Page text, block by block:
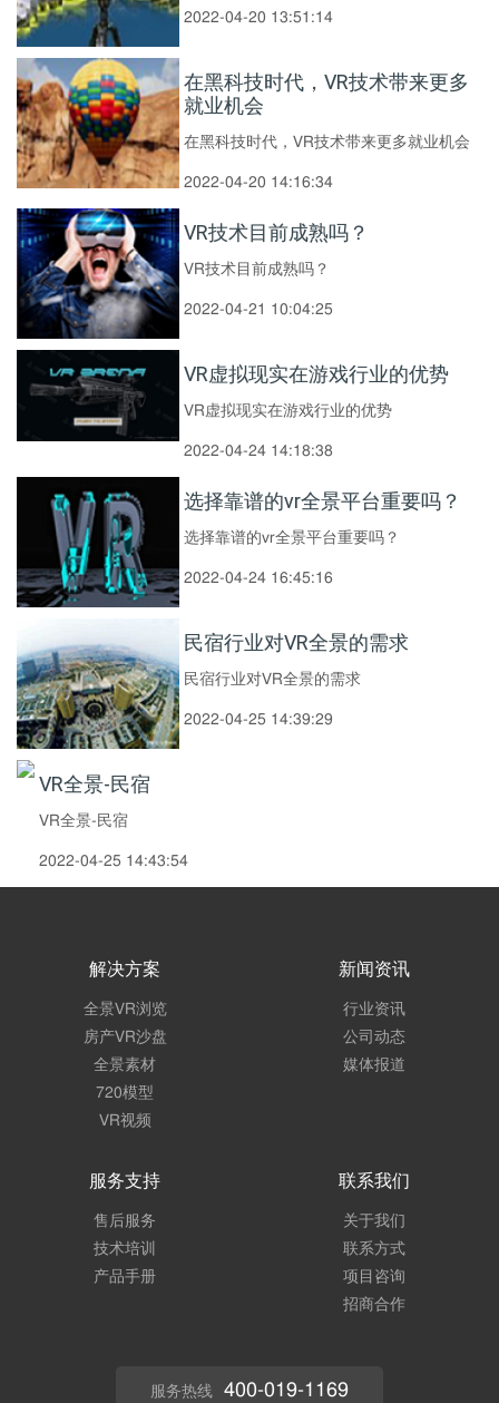
2022-04-20 13:51:14
在黑科技时代，VR技术带来更多
就业机会
在黑科技时代，VR技术带来更多就业机会
2022-04-20 14:16:34
VR技术目前成熟吗？
VR技术目前成熟吗？
2022-04-21 10:04:25
VR虚拟现实在游戏行业的优势
VR虚拟现实在游戏行业的优势
2022-04-24 14:18:38
选择靠谱的vr全景平台重要吗？
选择靠谱的vr全景平台重要吗？
2022-04-24 16:45:16
民宿行业对VR全景的需求
民宿行业对VR全景的需求
2022-04-25 14:39:29
VR全景-民宿
VR全景-民宿
2022-04-25 14:43:54
解决方案
全景VR浏览
房产VR沙盘
全景素材
720模型
VR视频
新闻资讯
行业资讯
公司动态
媒体报道
服务支持
售后服务
技术培训
产品手册
联系我们
关于我们
联系方式
项目咨询
招商合作
服务热线 400-019-1169